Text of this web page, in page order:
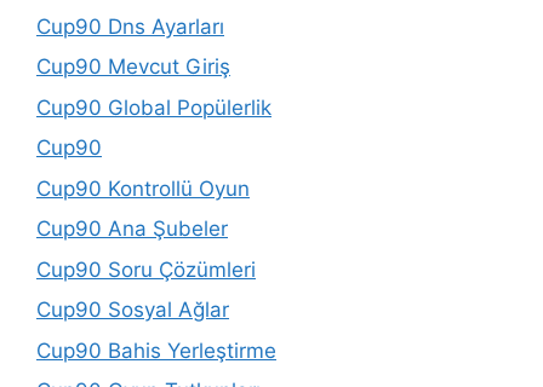
Cup90 Dns Ayarları
Cup90 Mevcut Giriş
Cup90 Global Popülerlik
Cup90
Cup90 Kontrollü Oyun
Cup90 Ana Şubeler
Cup90 Soru Çözümleri
Cup90 Sosyal Ağlar
Cup90 Bahis Yerleştirme